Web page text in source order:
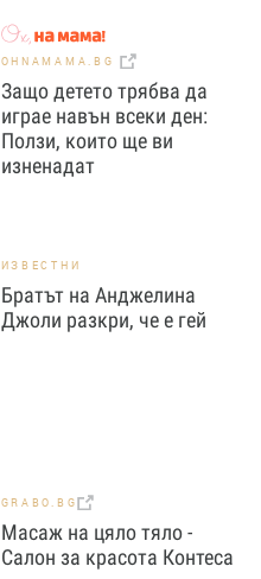
OHNAMAMA.BG
Защо детето трябва да
играе навън всеки ден:
Ползи, които ще ви
изненадат
ИЗВЕСТНИ
Братът на Анджелина
Джоли разкри, че е гей
GRABO.BG
Масаж на цяло тяло -
Салон за красота Контеса